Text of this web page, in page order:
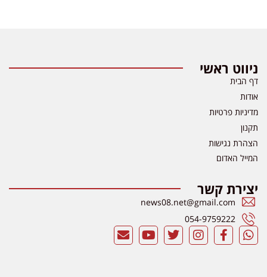
ניווט ראשי
דף הבית
אודות
מדיניות פרטיות
תקנון
הצהרת נגישות
המייל האדום
יצירת קשר
news08.net@gmail.com
054-9759222